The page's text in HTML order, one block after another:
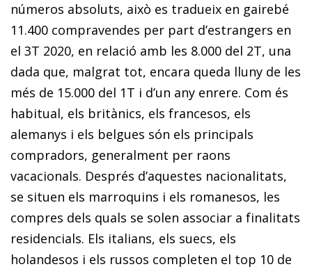
números absoluts, això es tradueix en gairebé
11.400 compravendes per part d’estrangers en
el 3T 2020, en relació amb les 8.000 del 2T, una
dada que, malgrat tot, encara queda lluny de les
més de 15.000 del 1T i d’un any enrere. Com és
habitual, els britànics, els francesos, els
alemanys i els belgues són els principals
compradors, generalment per raons
vacacionals. Després d’aquestes nacionalitats,
se situen els marroquins i els romanesos, les
compres dels quals se solen associar a finalitats
residencials. Els italians, els suecs, els
holandesos i els russos completen el top 10 de